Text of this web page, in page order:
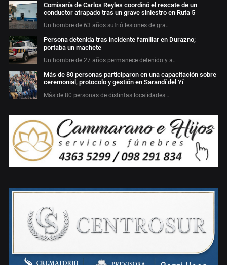
Comisaría de Carlos Reyles coordinó el rescate de un
conductor atrapado tras un grave siniestro en Ruta 5
Un hombre de 63 años sufrió lesiones de gra…
Persona detenida tras incidente familiar en Durazno;
portaba un machete
Un hombre de 27 años permanece detenido y a…
Más de 80 personas participaron en una capacitación sobre
ceremonial, protocolo y gestión en Sarandí del Yí
Más de 80 personas de distintas localidades…